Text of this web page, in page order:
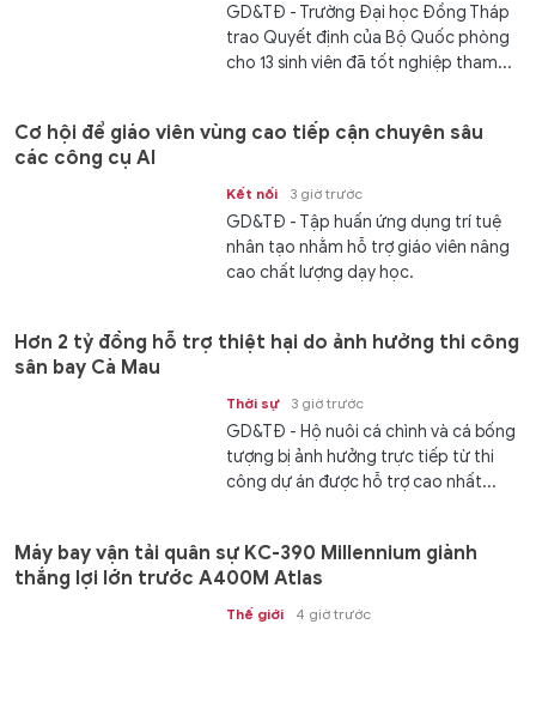
GD&TĐ - Trường Đại học Đồng Tháp
trao Quyết định của Bộ Quốc phòng
cho 13 sinh viên đã tốt nghiệp tham...
Cơ hội để giáo viên vùng cao tiếp cận chuyên sâu
các công cụ AI
Kết nối 3 giờ trước
GD&TĐ - Tập huấn ứng dụng trí tuệ
nhân tạo nhằm hỗ trợ giáo viên nâng
cao chất lượng dạy học.
Hơn 2 tỷ đồng hỗ trợ thiệt hại do ảnh hưởng thi công
sân bay Cà Mau
Thời sự 3 giờ trước
GD&TĐ - Hộ nuôi cá chình và cá bống
tượng bị ảnh hưởng trực tiếp từ thi
công dự án được hỗ trợ cao nhất...
Máy bay vận tải quân sự KC-390 Millennium giành
thắng lợi lớn trước A400M Atlas
Thế giới 4 giờ trước